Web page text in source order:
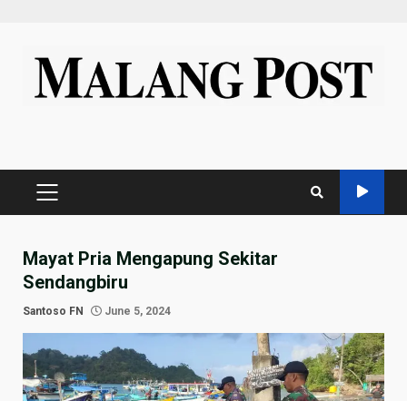
content
PRIMARY
Mayat Pria Mengapung Sekitar
Sendangbiru
Santoso FN June 5, 2024